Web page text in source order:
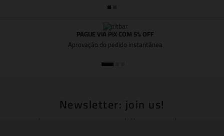
PAGUE VIA PIX COM 5% OFF
Aprovação do pedido instantânea
Newsletter: join us!
Inscreva-se em nossa newsletter para receber